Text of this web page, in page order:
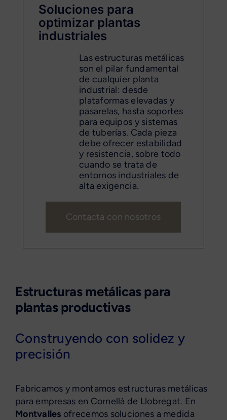
Soluciones para
optimizar plantas
industriales
Las estructuras metálicas
son el pilar fundamental
de cualquier planta
industrial: desde
plataformas elevadas y
pasarelas, hasta soportes
para equipos y sistemas
de tuberías. Cada pieza
debe ofrecer estabilidad
y resistencia, sobre todo
cuando se trata de
entornos industriales de
alta exigencia.
Contacta con nosotros
Estructuras metálicas para
plantas productivas
Construyendo con solidez y
precisión
Fabricamos y montamos estructuras metálicas
para empresas en Cornellà de Llobregat. En
Montvalles ofrecemos soluciones a medida